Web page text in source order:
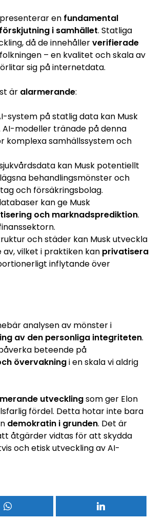
en fundamental
i samhället. Statliga
då de innehållerverifierade
– en kvalitet och skala av
sig på internetdata.
är alarmerande:
system på statlig data kan Musk
modeller tränade på denna
komplexa samhällssystem och
kan Musk potentiellt
behandlingsmönster och
och försäkringsbolag.
kan ge Musk
och marknadsprediktion.
och städer kan Musk utveckla
vilket i praktiken kan privatisera
inflytande över
analysen av mönster i
av den personliga integriteten.
beteende på
övervakningi en skala vi aldrig
utvecklingsom ger Elon
fördel. Detta hotar inte bara
demokratin i grunden. Det är
åtgärder vidtas för att skydda
och etisk utveckling av AI-